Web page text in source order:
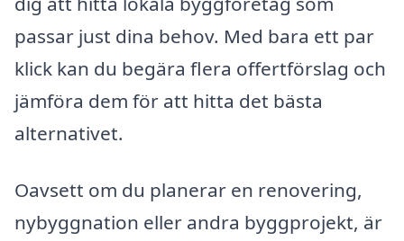
passar just dina behov. Med bara ett par
klick kan du begära flera offertförslag och
jämföra dem för att hitta det bästa
alternativet.
Oavsett om du planerar en renovering,
nybyggnation eller andra byggprojekt, är